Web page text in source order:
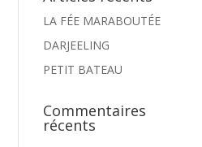
LA FÉE MARABOUTÉE
DARJEELING
PETIT BATEAU
Commentaires
récents